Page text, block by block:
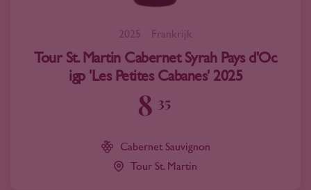
2025 Frankrijk
Tour St. Martin Cabernet Syrah Pays d'Oc
igp 'Les Petites Cabanes' 2025
8 35
Cabernet Sauvignon
Tour St. Martin